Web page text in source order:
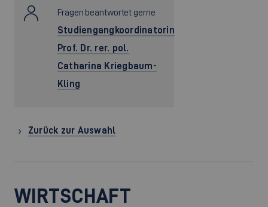
Fragen beantwortet gerne
Studiengangkoordinatorin
Prof. Dr. rer. pol.
Catharina Kriegbaum-
Kling
Zurück zur Auswahl
WIRTSCHAFT